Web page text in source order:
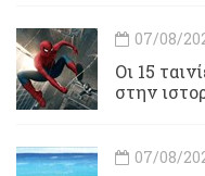
07/08/
Οι 15
στην
07/08/